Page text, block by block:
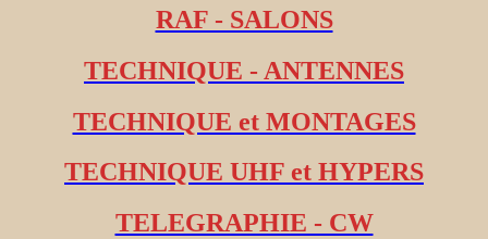
RAF - SALONS
TECHNIQUE - ANTENNES
TECHNIQUE et MONTAGES
TECHNIQUE UHF et HYPERS
TELEGRAPHIE - CW